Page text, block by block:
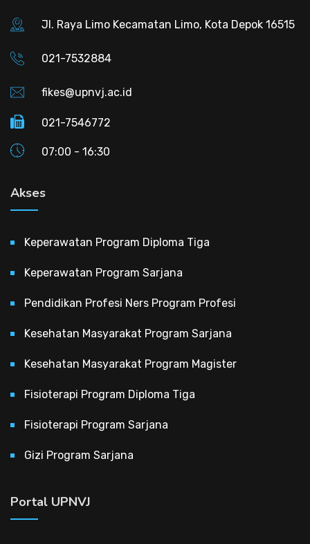
Jl. Raya Limo Kecamatan Limo, Kota Depok 16515
021-7532884
fikes@upnvj.ac.id
021-7546772
07:00 - 16:30
Akses
Keperawatan Program Diploma Tiga
Keperawatan Program Sarjana
Pendidikan Profesi Ners Program Profesi
Kesehatan Masyarakat Program Sarjana
Kesehatan Masyarakat Program Magister
Fisioterapi Program Diploma Tiga
Fisioterapi Program Sarjana
Gizi Program Sarjana
Portal UPNVJ